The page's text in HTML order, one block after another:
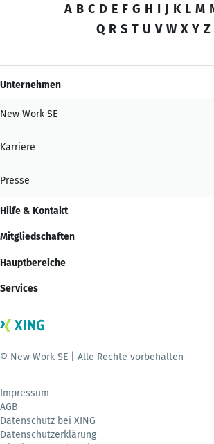
A B C D E F G H I J K L M
Q R S T U V W X Y Z
Unternehmen
New Work SE
Karriere
Presse
Hilfe & Kontakt
Mitgliedschaften
Hauptbereiche
Services
© New Work SE | Alle Rechte vorbehalten
Impressum
AGB
Datenschutz bei XING
Datenschutzerklärung